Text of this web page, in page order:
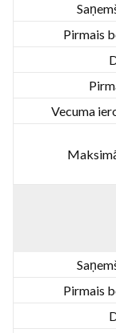
Pirmais
Vecuma
Pirmais